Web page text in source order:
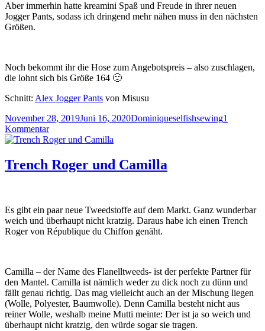
Aber immerhin hatte kreamini Spaß und Freude in ihrer neuen
Jogger Pants, sodass ich dringend mehr nähen muss in den nächsten
Größen.
Noch bekommt ihr die Hose zum Angebotspreis – also zuschlagen,
die lohnt sich bis Größe 164 🙂
Schnitt: Alex Jogger Pants von Misusu
Veröffentlicht
am
November 28, 2019Juni 16, 2020Autor
DominiqueKategorien
selfishsewing1
Kommentarzu
Alex
Pants
Trench Roger und Camilla
Es gibt ein paar neue Tweedstoffe auf dem Markt. Ganz wunderbar
weich und überhaupt nicht kratzig. Daraus habe ich einen Trench
Roger von République du Chiffon genäht.
Camilla – der Name des Flanelltweeds- ist der perfekte Partner für
den Mantel. Camilla ist nämlich weder zu dick noch zu dünn und
fällt genau richtig. Das mag vielleicht auch an der Mischung liegen
(Wolle, Polyester, Baumwolle). Denn Camilla besteht nicht aus
reiner Wolle, weshalb meine Mutti meinte: Der ist ja so weich und
überhaupt nicht kratzig, den würde sogar sie tragen.